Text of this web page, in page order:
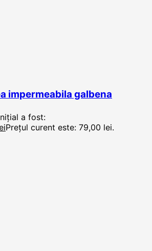
impermeabila galbena
a fost:
Prețul curent este: 79,00 lei.